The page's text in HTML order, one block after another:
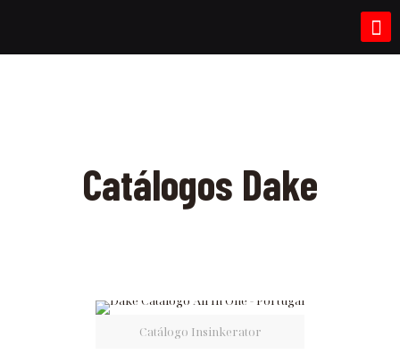
Catálogos Dake
Catálogo Insinkerator